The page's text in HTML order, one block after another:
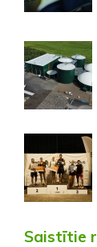
Saistītie